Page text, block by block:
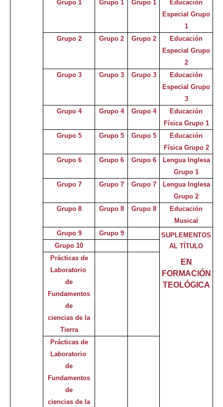
Grupo 1
Grupo 1 Grupo 1
Educación
Especial Grupo
1
Grupo 2
Grupo 2 Grupo 2
Educación
Especial Grupo
2
Grupo 3
Grupo 3 Grupo 3
Educación
Especial Grupo
3
Grupo 4
Grupo 4 Grupo 4
Educación
Física Grupo 1
Grupo 5
Grupo 5 Grupo 5
Educación
Física Grupo 2
Grupo 6
Grupo 6 Grupo 6
Lengua Inglesa
Grupo 1
Grupo 7
Grupo 7 Grupo 7
Lengua Inglesa
Grupo 2
Grupo 8
Grupo 8 Grupo 8
Educación
Musical
Grupo 9
Grupo 9
SUPLEMENTOS
AL TÍTULO
EN
FORMACIÓN
TEOLÓGICA
Grupo 10
Prácticas de
Laboratorio
de
Fundamentos
de
ciencias de la
Tierra
Prácticas de
Laboratorio
de
Fundamentos
de
ciencias de la